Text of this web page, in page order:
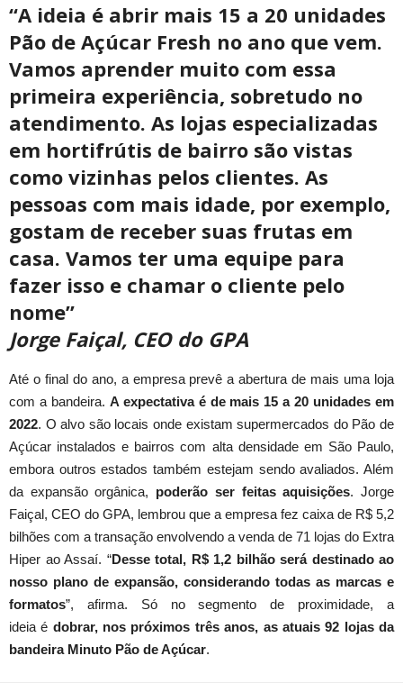
“A ideia é abrir mais 15 a 20 unidades
Pão de Açúcar Fresh no ano que vem.
Vamos aprender muito com essa
primeira experiência, sobretudo no
atendimento. As lojas especializadas
em hortifrútis de bairro são vistas
como vizinhas pelos clientes. As
pessoas com mais idade, por exemplo,
gostam de receber suas frutas em
casa. Vamos ter uma equipe para
fazer isso e chamar o cliente pelo
nome”
Jorge Faiçal, CEO do GPA
Até o final do ano, a empresa prevê a abertura de mais uma loja
com a bandeira. A expectativa é de mais 15 a 20 unidades em
2022. O alvo são locais onde existam supermercados do Pão de
Açúcar instalados e bairros com alta densidade em São Paulo,
embora outros estados também estejam sendo avaliados. Além
da expansão orgânica, poderão ser feitas aquisições. Jorge
Faiçal, CEO do GPA, lembrou que a empresa fez caixa de R$ 5,2
bilhões com a transação envolvendo a venda de 71 lojas do Extra
Hiper ao Assaí. “Desse total, R$ 1,2 bilhão será destinado ao
nosso plano de expansão, considerando todas as marcas e
formatos”, afirma. Só no segmento de proximidade, a
ideia é dobrar, nos próximos três anos, as atuais 92 lojas da
bandeira Minuto Pão de Açúcar.